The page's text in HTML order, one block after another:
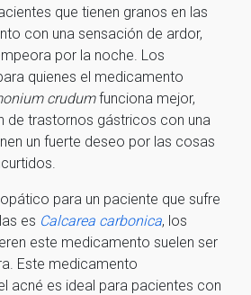
que tienen granos en las
con una sensación de ardor,
por la noche. Los
quienes el medicamento
crudumfunciona mejor,
de trastornos gástricos con una
un fuerte deseo por las cosas
para un paciente que sufre
es Calcarea carbonica, los
este medicamento suelen ser
Este medicamento
acné es ideal para pacientes con